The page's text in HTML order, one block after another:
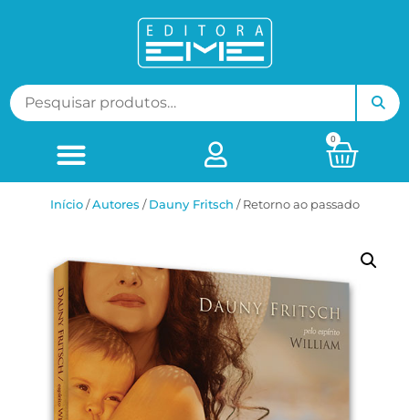
0
Início/ㅤAutores /Dauny Fritsch / Retorno ao passado